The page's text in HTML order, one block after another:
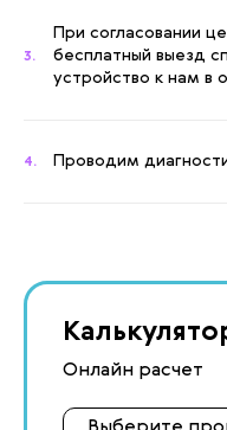
3.
При согласовании
бесплатный выезд
устройство к нам в
4. Проводим
Онлайн расчет